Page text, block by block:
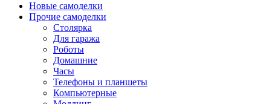
Новые самоделки
Прочие самоделки
Столярка
Для гаража
Роботы
Домашние
Часы
Телефоны и планшеты
Компьютерные